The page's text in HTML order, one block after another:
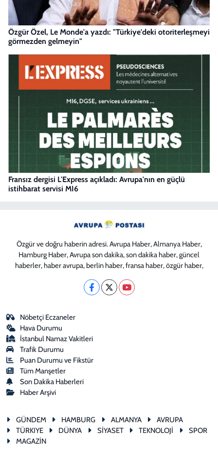
Özgür Özel, Le Monde'a yazdı: "Türkiye'deki otoriterleşmeyi
görmezden gelmeyin"
Fransız dergisi L'Express açıkladı: Avrupa'nın en güçlü
istihbarat servisi MI6
Özgür ve doğru haberin adresi. Avrupa Haber, Almanya Haber,
Hamburg Haber, Avrupa son dakika, son dakika haber, güncel
haberler, haber avrupa, berlin haber, fransa haber, özgür haber,
Nöbetçi Eczaneler
Hava Durumu
İstanbul Namaz Vakitleri
Trafik Durumu
Puan Durumu ve Fikstür
Tüm Manşetler
Son Dakika Haberleri
Haber Arşivi
GÜNDEM HAMBURG ALMANYA
AVRUPA
TÜRKIYE
DÜNYA SİYASET TEKNOLOJİ
SPOR
MAGAZİN